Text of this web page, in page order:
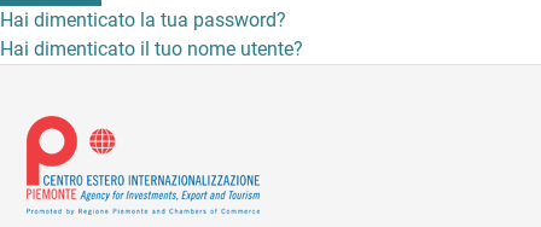
Hai dimenticato la tua password?
Hai dimenticato il tuo nome utente?